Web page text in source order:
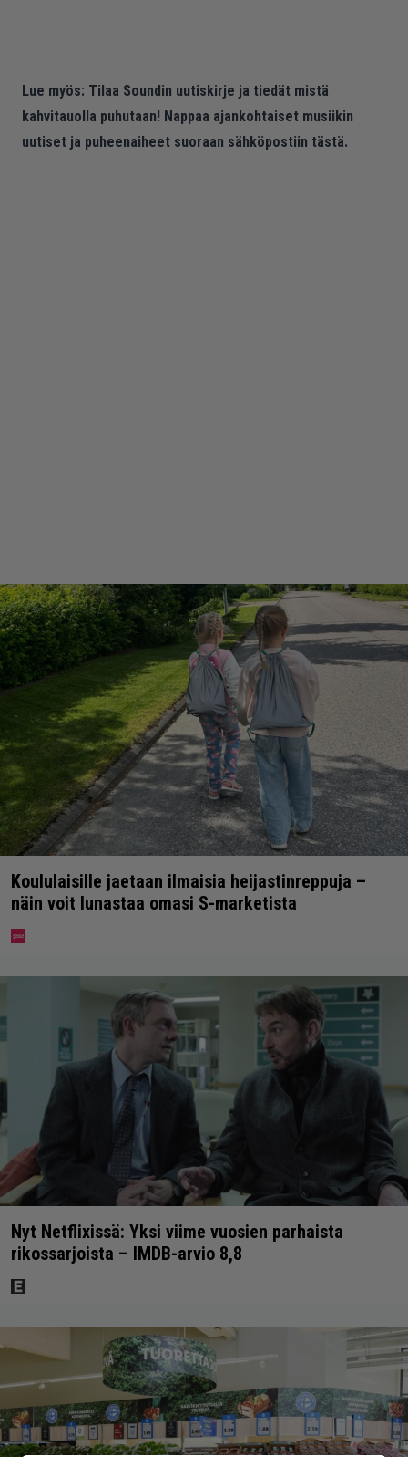
Lue myös: Tilaa Soundin uutiskirje ja tiedät mistä
kahvitauolla puhutaan! Nappaa ajankohtaiset musiikin
uutiset ja puheenaiheet suoraan sähköpostiin tästä.
Koululaisille jaetaan ilmaisia heijastinreppuja –
näin voit lunastaa omasi S-marketista
Nyt Netflixissä: Yksi viime vuosien parhaista
rikossarjoista – IMDB-arvio 8,8